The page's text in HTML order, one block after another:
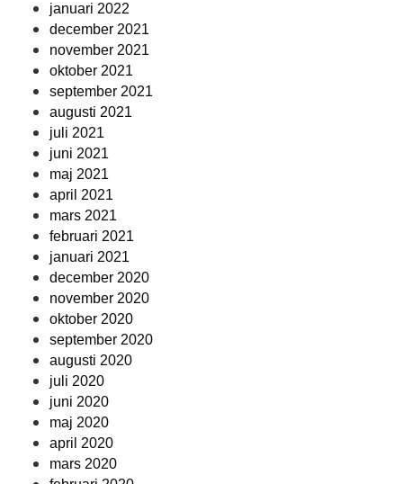
januari 2022
december 2021
november 2021
oktober 2021
september 2021
augusti 2021
juli 2021
juni 2021
maj 2021
april 2021
mars 2021
februari 2021
januari 2021
december 2020
november 2020
oktober 2020
september 2020
augusti 2020
juli 2020
juni 2020
maj 2020
april 2020
mars 2020